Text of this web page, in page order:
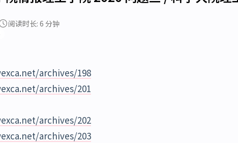
阅读时长: 6 分钟
archives/198
archives/201
archives/202
archives/203